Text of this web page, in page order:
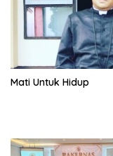
Mati Untuk Hidup